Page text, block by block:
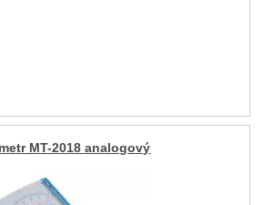
MT-2018 analogový